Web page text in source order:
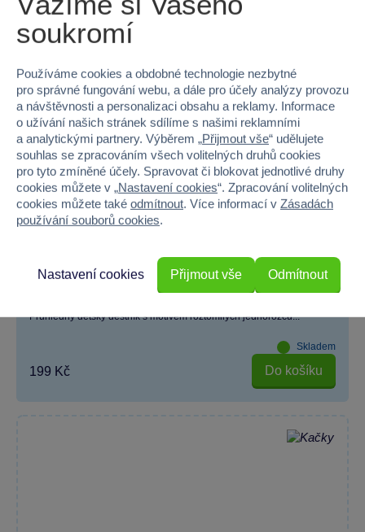
Průhledný dětský deštník s motivem roztomilých jednorožců...
Skladem
199 Kč Do košíku
soukromí
Používáme cookies a obdobné technologie nezbytné
pro správné fungování webu, a dále pro účely analýzy provozu
a návštěvnosti a personalizaci obsahu a reklamy. Informace
o užívání našich stránek sdílíme s našimi reklamními
a analytickými partnery. Výběrem „Přijmout vše“ udělujete
souhlas se zpracováním všech volitelných druhů cookies
pro tyto zmíněné účely. Spravovat či blokovat jednotlivé druhy
cookies můžete v „Nastavení cookies“. Zpracování volitelných
cookies můžete také odmítnout. Více informací v Zásadách
používání souborů cookies.
Odmítnout
Nastavení cookies Přijmout vše